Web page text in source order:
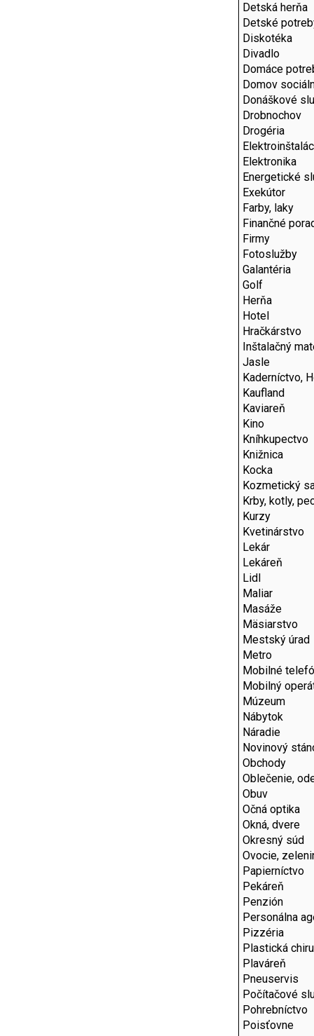
Detská herňa
Detské
Diskotéka
Divadlo
Domáce
Domov
Donáškové
Drobnochov
Drogéria
Elektronika
Energetické
Exekútor
Farby, laky
Finančné
Firmy
Fotoslužby
Galantéria
Golf
Herňa
Hotel
Hračkárstvo
Inštalačný
Jasle
Kaderníctvo,
Kaufland
Kaviareň
Kino
Kníhkupectvo
Knižnica
Kocka
Kozmetický
Krby, kotly,
Kurzy
Kvetinárstvo
Lekár
Lekáreň
Lidl
Maliar
Masáže
Mäsiarstvo
Mestský úrad
Metro
Mobilné
Mobilný
Múzeum
Nábytok
Náradie
Novinový
Obchody
Oblečenie,
Obuv
Očná optika
Okná, dvere
Okresný súd
Ovocie,
Papierníctvo
Pekáreň
Penzión
Personálna
Pizzéria
Plastická
Plaváreň
Pneuservis
Počítačové
Pohrebníctvo
Poisťovne